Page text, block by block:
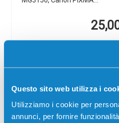
Questo sito web utilizza i
Utilizziamo i cookie per
annunci, per fornire
CONSEGNA
Aggiungi al
SCADE
02 08